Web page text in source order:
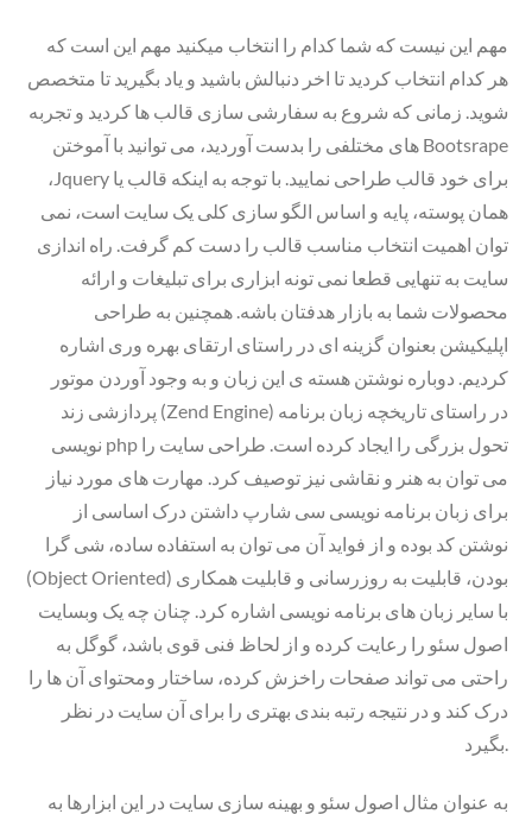
مهم این نیست که شما کدام را انتخاب میکنید مهم این است که
هر کدام انتخاب کردید تا اخر دنبالش باشید و یاد بگیرید تا متخصص
شوید. زمانی که شروع به سفارشی سازی قالب ها کردید و تجربه
های مختلفی را بدست آوردید، می توانید با آموختن Bootsrape
،Jquery برای خود قالب طراحی نمایید. با توجه به اینکه قالب یا
همان پوسته، پایه و اساس الگو سازی کلی یک سایت است، نمی
توان اهمیت انتخاب مناسب قالب را دست کم گرفت. راه اندازی
سایت به تنهایی قطعا نمی تونه ابزاری برای تبلیغات و ارائه
محصولات شما به بازار هدفتان باشه. همچنین به طراحی
اپلیکیشن بعنوان گزینه ای در راستای ارتقای بهره وری اشاره
کردیم. دوباره نوشتن هسته ی این زبان و به وجود آوردن موتور
پردازشی زند (Zend Engine) در راستای تاریخچه زبان برنامه
نویسی php تحول بزرگی را ایجاد کرده است. طراحی سایت را
می توان به هنر و نقاشی نیز توصیف کرد. مهارت های مورد نیاز
برای زبان برنامه نویسی سی شارپ داشتن درک اساسی از
نوشتن کد بوده و از فواید آن می توان به استفاده ساده، شی گرا
(Object Oriented) بودن، قابلیت به روزرسانی و قابلیت همکاری
با سایر زبان های برنامه نویسی اشاره کرد. چنان چه یک وبسایت
اصول سئو را رعایت کرده و از لحاظ فنی قوی باشد، گوگل به
راحتی می تواند صفحات راخزش کرده، ساختار ومحتوای آن ها را
درک کند و در نتیجه رتبه بندی بهتری را برای آن سایت در نظر
بگیرد.
به عنوان مثال اصول سئو و بهینه سازی سایت در این ابزارها به